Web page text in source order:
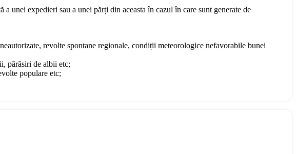
unei expedieri sau a unei părți din aceasta în cazul în care sunt generate de
revolte spontane regionale, condiții meteorologice nefavorabile bunei
părăsiri de albii etc;
populare etc;